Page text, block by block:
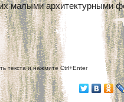
малыми архитектурными
текста и нажмите Ctrl+Enter